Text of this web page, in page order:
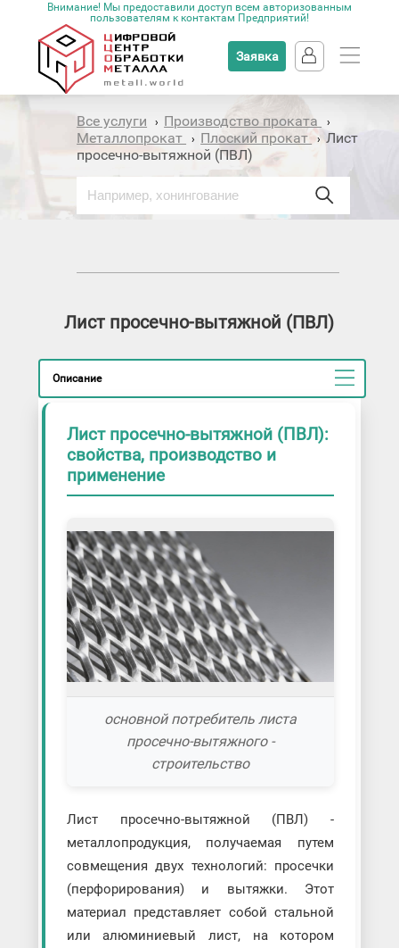
Внимание! Мы предоставили доступ всем авторизованным
пользователям к контактам Предприятий!
Заявка
Все услуги › Производство проката ›
Металлопрокат › Плоский прокат ›Лист
просечно-вытяжной (ПВЛ)
Лист просечно-вытяжной (ПВЛ)
Описание
Лист просечно-вытяжной (ПВЛ):
свойства, производство и
применение
основной потребитель листа
просечно-вытяжного -
строительство
Лист просечно-вытяжной (ПВЛ) -
металлопродукция, получаемая путем
совмещения двух технологий: просечки
(перфорирования) и вытяжки. Этот
материал представляет собой стальной
или алюминиевый лист, на котором